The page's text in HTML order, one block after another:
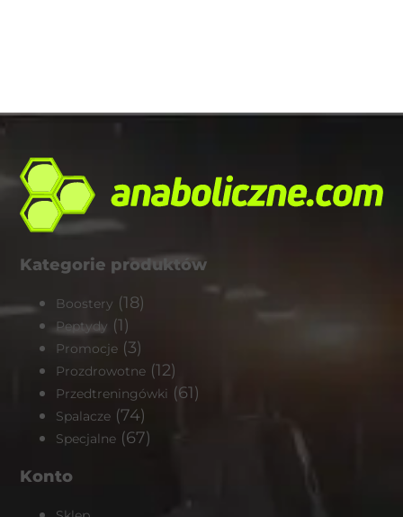
Kategorie produktów
Boostery (18)
Peptydy (1)
Promocje (3)
Prozdrowotne (12)
Przedtreningówki (61)
Spalacze (74)
Specjalne (67)
Konto